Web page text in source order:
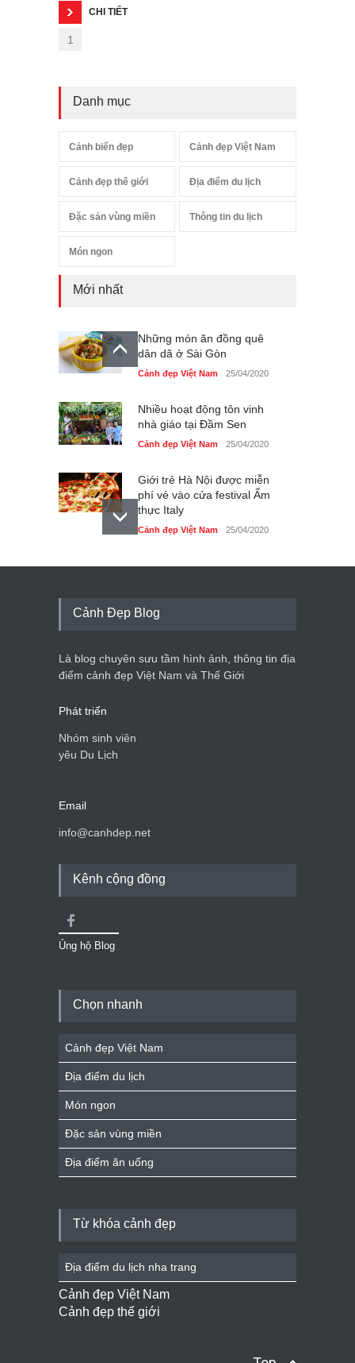
CHI TIẾT
1
Danh mục
Cảnh biển đẹp Cảnh đẹp Việt Nam
Cảnh đẹp thế giới Địa điểm du lịch
Đặc sản vùng miền Thông tin du lịch
Món ngon
Mới nhất
Những món ăn đồng quê
dân dã ở Sài Gòn
Cảnh đẹp Việt Nam 25/04/2020
Nhiều hoạt động tôn vinh
nhà giáo tại Đầm Sen
Cảnh đẹp Việt Nam 25/04/2020
Giới trẻ Hà Nội được miễn
phí vé vào cửa festival Ẩm
thực Italy
Cảnh đẹp Việt Nam 25/04/2020
Tam giác mạch khoe sắc
du lịch quốc gia
Cảnh đẹp Việt Nam 24/04/2020
Cảnh Đẹp Blog
Là blog chuyên sưu tầm hình ảnh, thông tin địa
điểm cảnh đẹp Việt Nam và Thế Giới
Phát triển
Nhóm sinh viên
yêu Du Lịch
Email
info@canhdep.net
Kênh cộng đồng
Ủng hộ Blog
Chọn nhanh
Cảnh đẹp Việt Nam
Địa điểm du lịch
Món ngon
Đặc sản vùng miền
Địa điểm ăn uống
Từ khóa cảnh đẹp
Địa điểm du lịch nha trang
Cảnh đẹp Việt Nam
Cảnh đẹp thế giới